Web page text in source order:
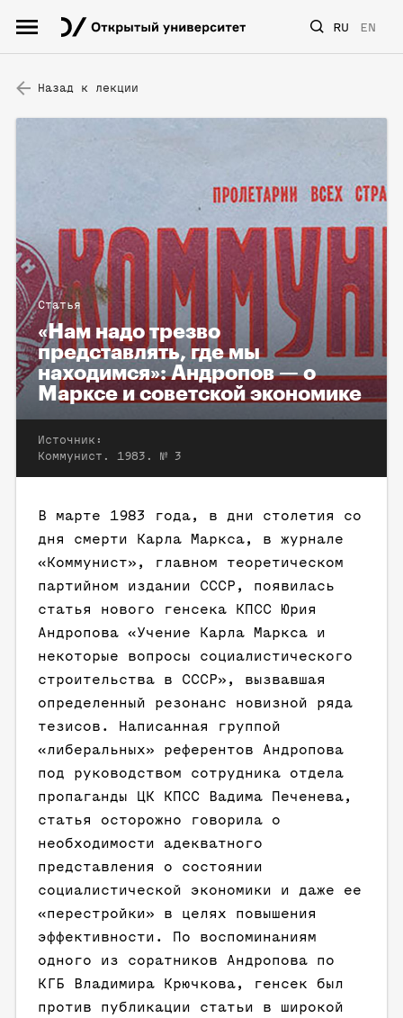
RU EN
Назад к лекции
Статья
«Нам надо трезво
представлять, где мы
находимся»: Андропов — о
Марксе и советской экономике
Источник:
Коммунист. 1983. № 3
В марте 1983 года, в дни столетия со
дня смерти Карла Маркса, в журнале
«Коммунист», главном теоретическом
партийном издании СССР, появилась
статья нового генсека КПСС Юрия
Андропова «Учение Карла Маркса и
некоторые вопросы социалистического
строительства в СССР», вызвавшая
определенный резонанс новизной ряда
тезисов. Написанная группой
«либеральных» референтов Андропова
под руководством сотрудника отдела
пропаганды ЦК КПСС Вадима Печенева,
статья осторожно говорила о
необходимости адекватного
представления о состоянии
социалистической экономики и даже ее
«перестройки» в целях повышения
эффективности. По воспоминаниям
одного из соратников Андропова по
КГБ Владимира Крючкова, генсек был
против публикации статьи в широкой